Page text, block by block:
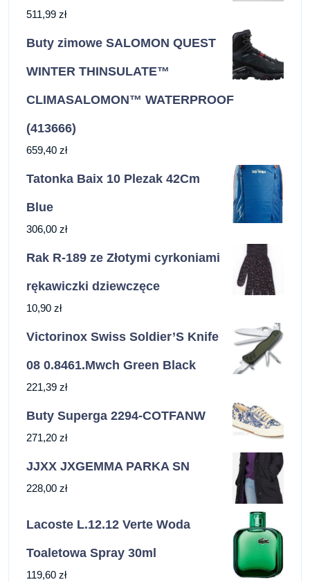
511,99 zł
Buty zimowe SALOMON QUEST
WINTER THINSULATE™
CLIMASALOMON™ WATERPROOF
(413666)
659,40 zł
Tatonka Baix 10 Plezak 42Cm
Blue
306,00 zł
Rak R-189 ze Złotymi cyrkoniami
rękawiczki dziewczęce
10,90 zł
Victorinox Swiss Soldier’S Knife
08 0.8461.Mwch Green Black
221,39 zł
Buty Superga 2294-COTFANW
271,20 zł
JJXX JXGEMMA PARKA SN
228,00 zł
Lacoste L.12.12 Verte Woda
Toaletowa Spray 30ml
119,60 zł